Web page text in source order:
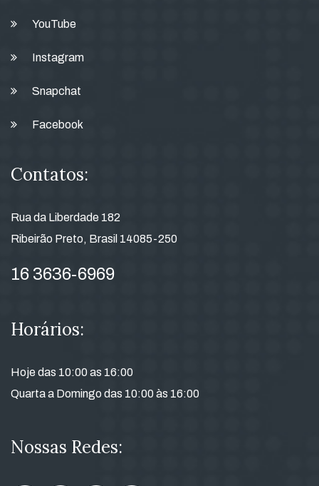
YouTube
Instagram
Snapchat
Facebook
Contatos:
Rua da Liberdade 182
Ribeirão Preto, Brasil 14085-250
16 3636-6969
Horários:
Hoje das 10:00 as 16:00
Quarta a Domingo das 10:00 às 16:00
Nossas Redes: